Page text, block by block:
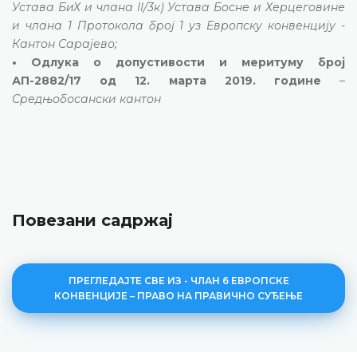
Устава БиХ и члана II/3к) Устава Босне и Херцеговине
и члана 1 Протокола број 1 уз Европску конвенцију -
Кантон Сарајево;
• Одлука о допустивости и меритуму број
АП-2882/17 од 12. марта 2019. године –
Средњобосански кантон
Повезани садржај
ПРЕГЛЕДАЈТЕ СВЕ ИЗ - ЧЛАН 6 ЕВРОПСКЕ
КОНВЕНЦИЈЕ – ПРАВО НА ПРАВИЧНО СУЂЕЊЕ